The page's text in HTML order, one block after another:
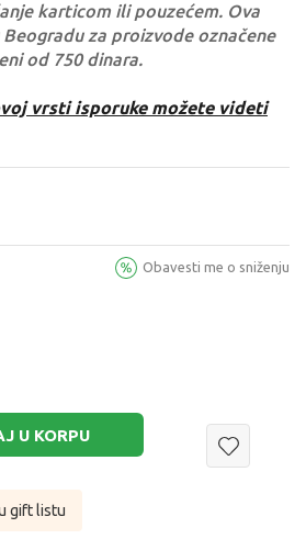
karticom ili pouzećem. Ova
za proizvode označene
od 750 dinara.
vrsti isporuke možete videti
Obavesti me o sniženju
U KORPU
gift listu